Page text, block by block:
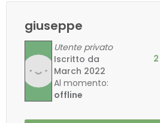
giuseppe
Utente privato
Iscritto da
March 2022
Al momento:
offline
2